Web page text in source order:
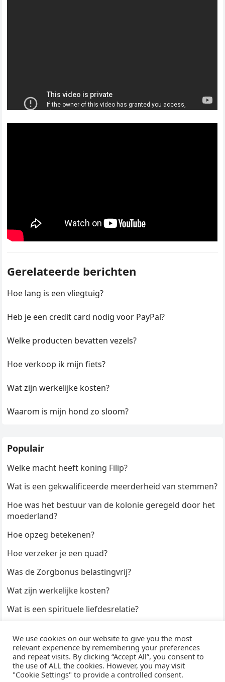
Gerelateerde berichten
Hoe lang is een vliegtuig?
Heb je een credit card nodig voor PayPal?
Welke producten bevatten vezels?
Hoe verkoop ik mijn fiets?
Wat zijn werkelijke kosten?
Waarom is mijn hond zo sloom?
Populair
Welke macht heeft koning Filip?
Wat is een gekwalificeerde meerderheid van stemmen?
Hoe was het bestuur van de kolonie geregeld door het
moederland?
Hoe opzeg betekenen?
Hoe verzeker je een quad?
Was de Zorgbonus belastingvrij?
Wat zijn werkelijke kosten?
Wat is een spirituele liefdesrelatie?
Hoe duur zijn Keukendeurtjes?
© 2026WijzeAntwoorden- Thema doorWPEnjoy· Aangedreven door
We use cookies on our website to give you the most
relevant experience by remembering your preferences
and repeat visits. By clicking “Accept All”, you consent to
the use of ALL the cookies. However, you may visit
"Cookie Settings" to provide a controlled consent.